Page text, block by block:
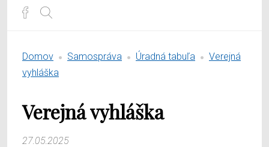
Samospráva
Domov Samospráva Úradná tabuľa
Verejná
vyhláška
Verejná vyhláška
27.05.2025